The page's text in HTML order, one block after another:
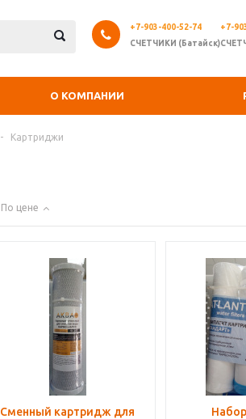
+7-903-400-52-74
СЧЕТЧИКИ (Батайск)
+7-
О КОМПАНИИ
- Картриджи
По цене
Сменный картридж для